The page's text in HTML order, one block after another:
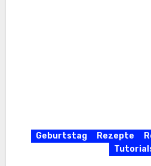
Geburtstag Rezepte